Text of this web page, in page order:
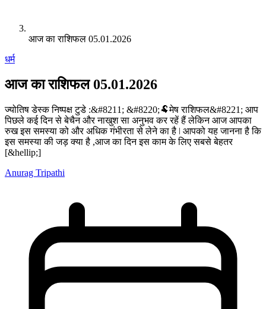
आज का राशिफल 05.01.2026
धर्म
आज का राशिफल 05.01.2026
ज्योतिष डेस्क निष्पक्ष टुडे :&#8211; &#8220;🐏मेष राशिफल&#8221; आप
पिछले कई दिन से बेचैन और नाखुश सा अनुभव कर रहें हैं लेकिन आज आपका
रुख इस समस्या को और अधिक गंभीरता से लेने का है ǀ आपको यह जानना है कि
इस समस्या की जड़ क्या है ,आज का दिन इस काम के लिए सबसे बेहतर
[&hellip;]
Anurag Tripathi